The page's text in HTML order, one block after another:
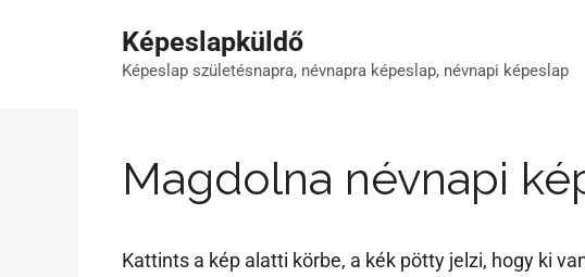
Képeslapküldő
Képeslap születésnapra, névnapra képeslap, névnapi képeslap
Magdolna névnapi
Kattints a kép alatti körbe, a kék pötty jelzi, hogy ki